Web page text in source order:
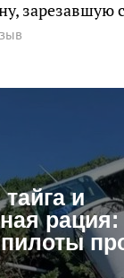
зарезавшую
и
рация: